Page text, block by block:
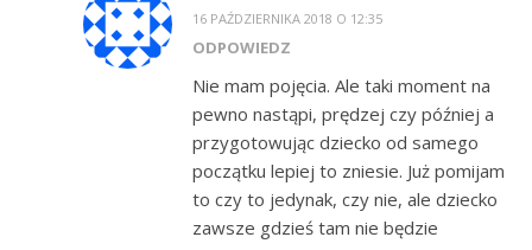
16 PAŹDZIERNIKA 2018 O 12:35
ODPOWIEDZ
Nie mam pojęcia. Ale taki moment na
pewno nastąpi, prędzej czy później a
przygotowując dziecko od samego
początku lepiej to zniesie. Już pomijam
to czy to jedynak, czy nie, ale dziecko
zawsze gdzieś tam nie będzie